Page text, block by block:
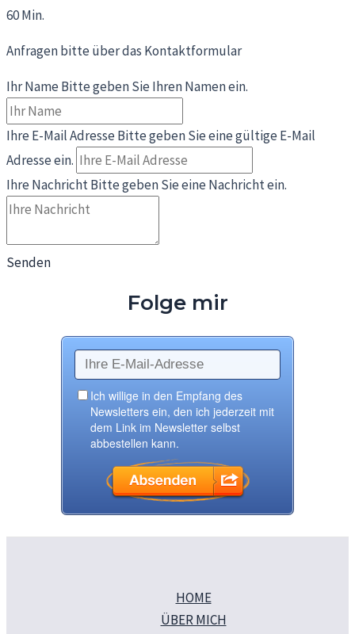
60 Min.
Anfragen bitte über das Kontaktformular
Ihr NameBitte geben Sie Ihren Namen ein.
Ihre E-Mail AdresseBitte geben Sie eine gültige E-Mail
Adresse ein.
Ihre NachrichtBitte geben Sie eine Nachricht ein.
Senden
Folge mir
HOME
ÜBER MICH